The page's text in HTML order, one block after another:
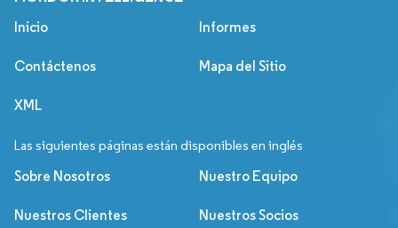
Inicio Informes
Contáctenos Mapa del Sitio
XML
Las siguientes páginas están disponibles en inglés
Sobre Nosotros Nuestro Equipo
Nuestros Clientes Nuestros Socios